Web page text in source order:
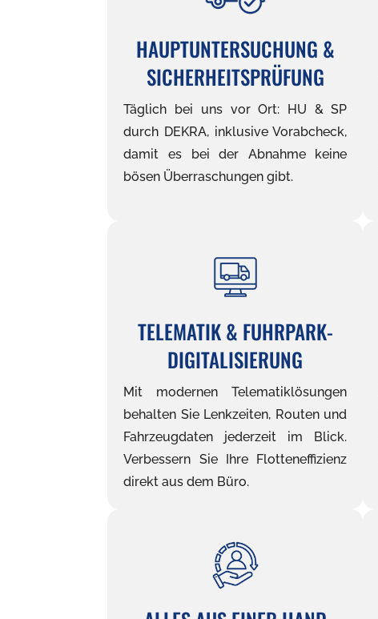
HAUPTUNTERSUCHUNG &
SICHERHEITSPRÜFUNG
Täglich bei uns vor Ort: HU & SP
durch DEKRA, inklusive Vorabcheck,
damit es bei der Abnahme keine
bösen Überraschungen gibt.
TELEMATIK & FUHRPARK-
DIGITALISIERUNG
Mit modernen Telematiklösungen
behalten Sie Lenkzeiten, Routen und
Fahrzeugdaten jederzeit im Blick.
Verbessern Sie Ihre Flotteneffizienz
direkt aus dem Büro.